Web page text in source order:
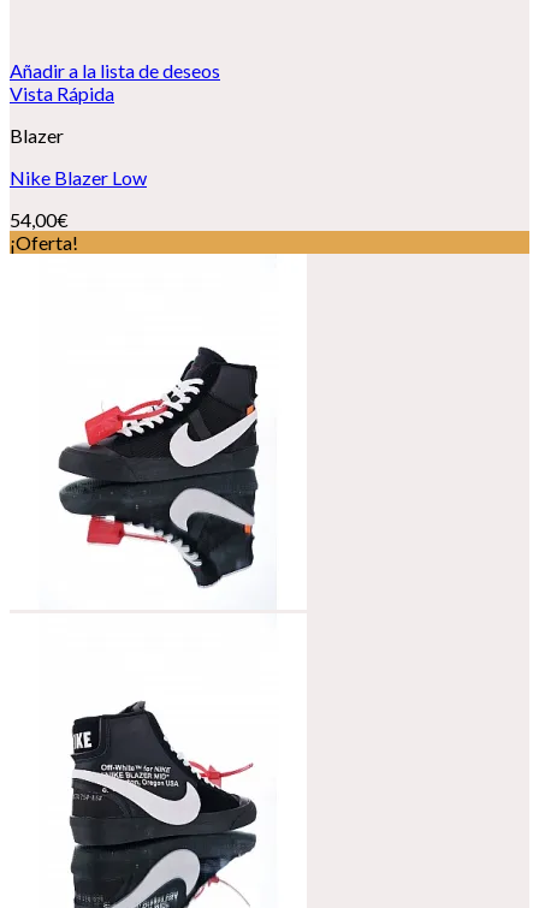
Añadir a la lista de deseos
Vista Rápida
Blazer
Nike Blazer Low
54,00€
¡Oferta!